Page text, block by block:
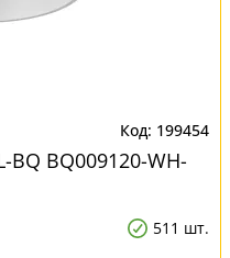
199454
BQ009120-WH-
511 шт.